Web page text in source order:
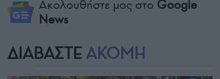
Ακολουθήστε μας στο Google
News
ΔΙΑΒΑΣΤΕ ΑΚΟΜΗ